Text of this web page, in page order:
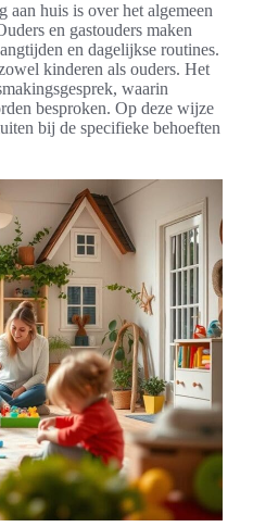
huis is over het algemeen
en gastouders maken
en dagelijkse routines.
kinderen als ouders. Het
waarin
besproken. Op deze wijze
bij de specifieke behoeften